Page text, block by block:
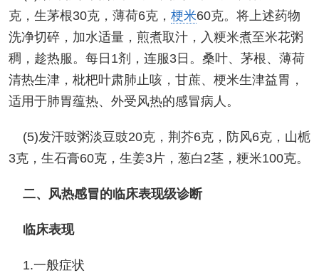
克，生茅根30克，薄荷6克， 梗米60克。将上述药物
洗净切碎，加水适量，煎煮取汁，入粳米煮至米花粥
稠，趁热服。每日1剂，连服3日。桑叶、茅根、薄荷
清热生津，枇杷叶肃肺止咳，甘蔗、梗米生津益胃，
适用于肺胃蕴热、外受风热的感冒病人。
(5)发汗豉粥淡豆豉20克，荆芥6克，防风6克，山栀
3克，生石膏60克，生姜3片，葱白2茎，粳米100克。
二、风热感冒的临床表现级诊断
临床表现
1.一般症状